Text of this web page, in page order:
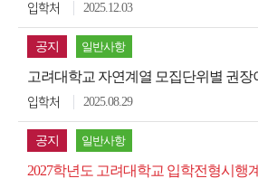
입학처 2025.12.03
공지 일반사항
입학처 2025.08.29
공지 일반사항
2027학년도 고려대학교 입학전형시행